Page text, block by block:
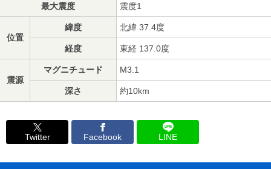
最大震度 震度1
位置
緯度 北緯 37.4度
経度 東経 137.0度
震源
マグニチュード M3.1
深さ 約10km
Twitter Facebook LINE